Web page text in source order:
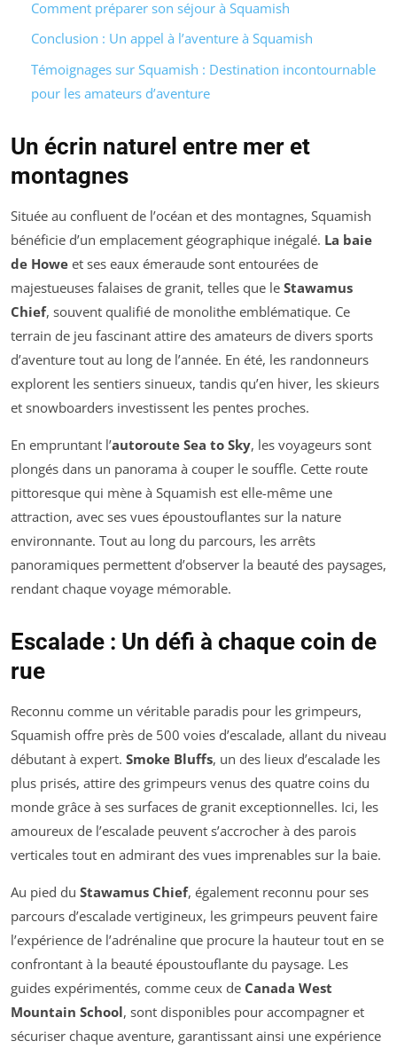
Comment préparer son séjour à Squamish
Conclusion : Un appel à l’aventure à Squamish
Témoignages sur Squamish : Destination incontournable
pour les amateurs d’aventure
Un écrin naturel entre mer et
montagnes
Située au confluent de l’océan et des montagnes, Squamish
bénéficie d’un emplacement géographique inégalé. La baie
de Howe et ses eaux émeraude sont entourées de
majestueuses falaises de granit, telles que le Stawamus
Chief, souvent qualifié de monolithe emblématique. Ce
terrain de jeu fascinant attire des amateurs de divers sports
d’aventure tout au long de l’année. En été, les randonneurs
explorent les sentiers sinueux, tandis qu’en hiver, les skieurs
et snowboarders investissent les pentes proches.
En empruntant l’autoroute Sea to Sky, les voyageurs sont
plongés dans un panorama à couper le souffle. Cette route
pittoresque qui mène à Squamish est elle-même une
attraction, avec ses vues époustouflantes sur la nature
environnante. Tout au long du parcours, les arrêts
panoramiques permettent d’observer la beauté des paysages,
rendant chaque voyage mémorable.
Escalade : Un défi à chaque coin de
rue
Reconnu comme un véritable paradis pour les grimpeurs,
Squamish offre près de 500 voies d’escalade, allant du niveau
débutant à expert. Smoke Bluffs, un des lieux d’escalade les
plus prisés, attire des grimpeurs venus des quatre coins du
monde grâce à ses surfaces de granit exceptionnelles. Ici, les
amoureux de l’escalade peuvent s’accrocher à des parois
verticales tout en admirant des vues imprenables sur la baie.
Au pied du Stawamus Chief, également reconnu pour ses
parcours d’escalade vertigineux, les grimpeurs peuvent faire
l’expérience de l’adrénaline que procure la hauteur tout en se
confrontant à la beauté époustouflante du paysage. Les
guides expérimentés, comme ceux de Canada West
Mountain School, sont disponibles pour accompagner et
sécuriser chaque aventure, garantissant ainsi une expérience